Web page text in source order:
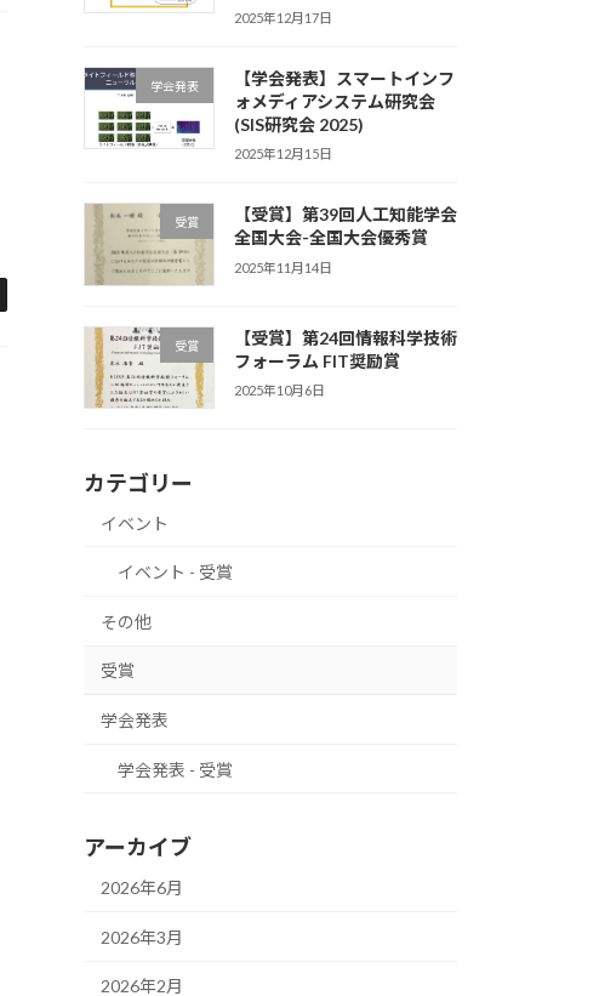
2025年12月17日
学会発表
【学会発表】スマートインフ
ォメディアシステム研究会
(SIS研究会 2025)
2025年12月15日
受賞
【受賞】第39回人工知能学会
全国大会-全国大会優秀賞
2025年11月14日
受賞
【受賞】第24回情報科学技術
フォーラム FIT奨励賞
2025年10月6日
カテゴリー
イベント
イベント - 受賞
その他
受賞
学会発表
学会発表 - 受賞
アーカイブ
2026年6月
2026年3月
2026年2月